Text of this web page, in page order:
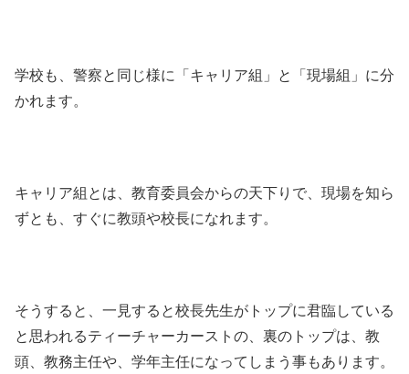
学校も、警察と同じ様に「キャリア組」と「現場組」に分
かれます。
キャリア組とは、教育委員会からの天下りで、現場を知ら
ずとも、すぐに教頭や校長になれます。
そうすると、一見すると校長先生がトップに君臨している
と思われるティーチャーカーストの、裏のトップは、教
頭、教務主任や、学年主任になってしまう事もあります。